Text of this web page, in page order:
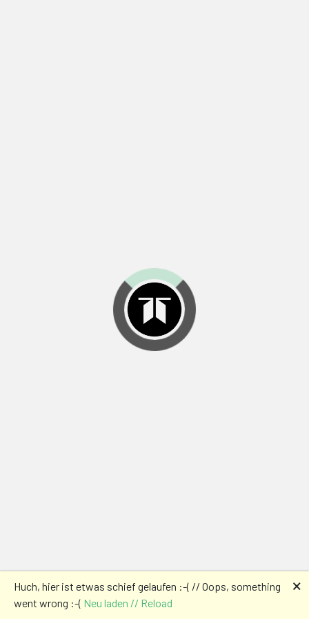
Huch, hier ist etwas schief gelaufen :-( // Oops, something
went wrong :-( Neu laden // Reload
🗙